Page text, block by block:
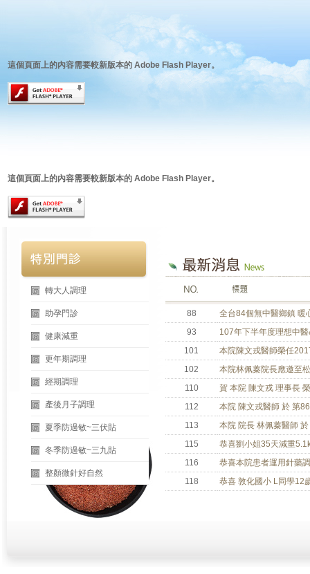
這個頁面上的內容需要較新版本的 Adobe Flash Player。
這個頁面上的內容需要較新版本的 Adobe Flash Player。
轉大人調理
助孕門診
健康減重
更年期調理
經期調理
產後月子調理
夏季防過敏~三伏貼
冬季防過敏~三九貼
整顏微針好自然
88
全台84個無中醫鄉鎮 暖
93
107年下半年度理想中
101
本院陳文戎醫師榮任
102
本院林佩蓁院長應邀至
110
賀 本院 陳文戎 理事長
112
本院 陳文戎醫師 於 第
113
本院 院長 林佩蓁醫師
115
恭喜劉小姐35天減重
116
恭喜本院患者運用針藥
118
恭喜 敦化國小 L同學12